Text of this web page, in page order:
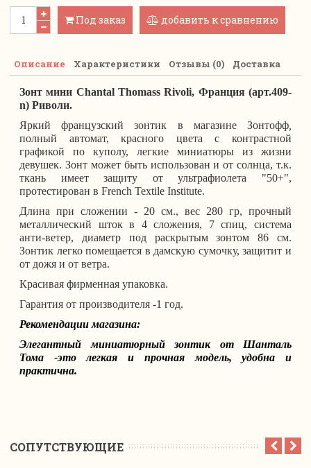
Под заказ добавить к сравнению
Описание Характеристики Отзывы (0) Доставка
Зонт мини Chantal Thomass Rivoli, Франция (арт.409-
n) Риволи.
Яркий французский зонтик в магазине Зонтофф
полный автомат, красного цвета с контрастной
графикой по куполу, легкие миниатюры из жизни
девушек. Зонт может быть использован и от солнца, т.к.
ткань имеет защиту от ультрафиолета "50+",
протестирован в French Textile Institute.
Длина при сложении - 20 см., вес 280 гр, прочный
металлический шток в 4 сложения, 7 спиц, система
анти-ветер, диаметр под раскрытым зонтом 86 см.
Зонтик легко помещается в дамскую сумочку, защитит и
от дожя и от ветра.
Красивая фирменная упаковка.
Гарантия от производителя -1 год.
Рекомендации магазина:
Элегантный миниатюрный зонтик от Шанталь
Тома -это легкая и прочная модель, удобна и
практична.
CОПУТСТВУЮЩИЕ